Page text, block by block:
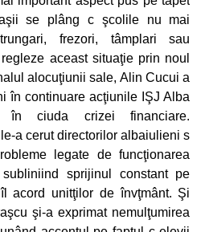
se plâng c şcolile nu mai
frezori, tâmplari sau
aceast situaţie prin noul
alocuţiunii sale, Alin Cucui a
în continuare acţiunile IŞJ Alba
în ciuda crizei financiare.
a cerut directorilor albaiulieni s
legate de funcţionarea
sprijinul constant pe
acord unitţilor de învţmânt. Şi
şi-a exprimat nemulţumirea